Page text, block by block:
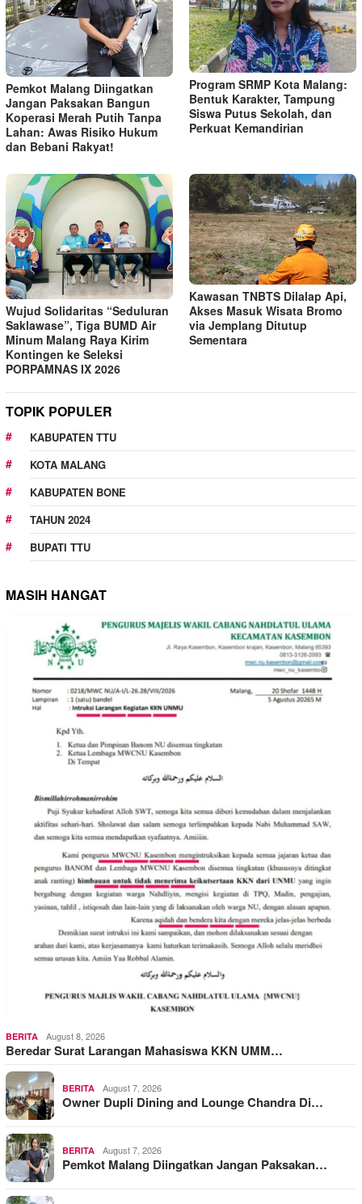
Pemkot Malang Diingatkan
Jangan Paksakan Bangun
Koperasi Merah Putih Tanpa
Lahan: Awas Risiko Hukum
dan Bebani Rakyat!
Program SRMP Kota Malang:
Bentuk Karakter, Tampung
Siswa Putus Sekolah, dan
Perkuat Kemandirian
Wujud Solidaritas “Seduluran
Saklawase”, Tiga BUMD Air
Minum Malang Raya Kirim
Kontingen ke Seleksi
PORPAMNAS IX 2026
Kawasan TNBTS Dilalap Api,
Akses Masuk Wisata Bromo
via Jemplang Ditutup
Sementara
TOPIK POPULER
KABUPATEN TTU
KOTA MALANG
KABUPATEN BONE
TAHUN 2024
BUPATI TTU
MASIH HANGAT
BERITA August 8, 2026
Beredar Surat Larangan Mahasiswa KKN UMM…
BERITA August 7, 2026
Owner Dupli Dining and Lounge Chandra Di…
BERITA August 7, 2026
Pemkot Malang Diingatkan Jangan Paksakan…